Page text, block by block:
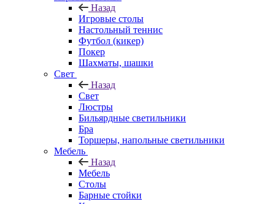
Назад
Игровые столы
Настольный теннис
Футбол (кикер)
Покер
Шахматы, шашки
Свет
Назад
Свет
Люстры
Бильярдные светильники
Бра
Торшеры, напольные светильники
Мебель
Назад
Мебель
Столы
Барные стойки